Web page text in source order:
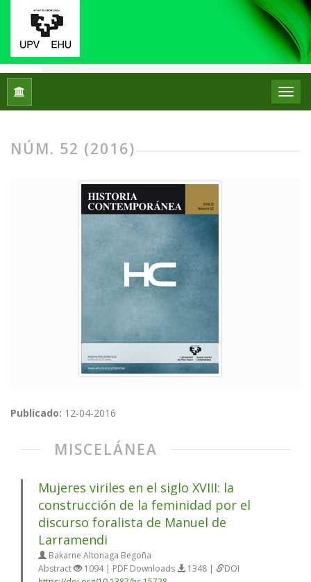
Inicio
NÚM. 52 (2016)
Publicado: 12-04-2016
MISCELÁNEA
Mujeres viriles en el siglo XVIII: la
construcción de la feminidad por el
discurso foralista de Manuel de
Larramendi
Bakarne Altonaga Begoña
Abstract
1094 | PDF Downloads 1348 |
DOI